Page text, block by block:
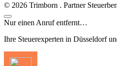
© 2026 Trimborn . Partner
Nur einen Anruf entfernt…
Ihre Steuerexperten in Düsseldorf